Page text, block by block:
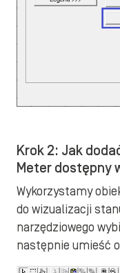
Krok 2: Jak
Meter dostępny
Wykorzystamy
do wizualizacji
narzędziowego
następnie umieść